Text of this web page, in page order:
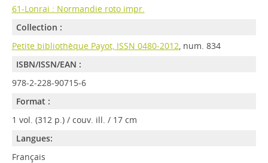
61-Lonrai : Normandie roto impr.
Collection :
Petite bibliothèque Payot, ISSN 0480-2012, num. 834
ISBN/ISSN/EAN :
978-2-228-90715-6
Format :
1 vol. (312 p.) / couv. ill. / 17 cm
Langues:
Français